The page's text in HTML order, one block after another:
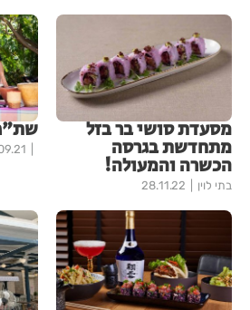
מסעדת סושי בר בזל
מתחדשת בגרסה
הכשרה והמעולה!
בתי לוין 28.11.22